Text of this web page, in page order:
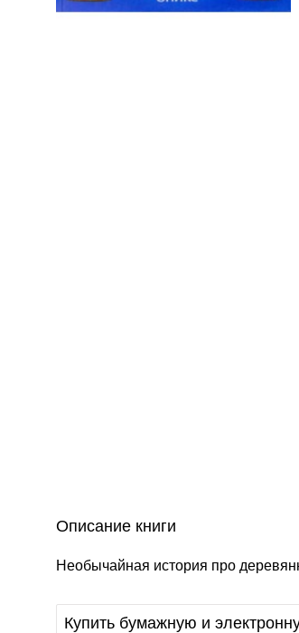
Описание книги
Необычайная история про
Купить бумажную и